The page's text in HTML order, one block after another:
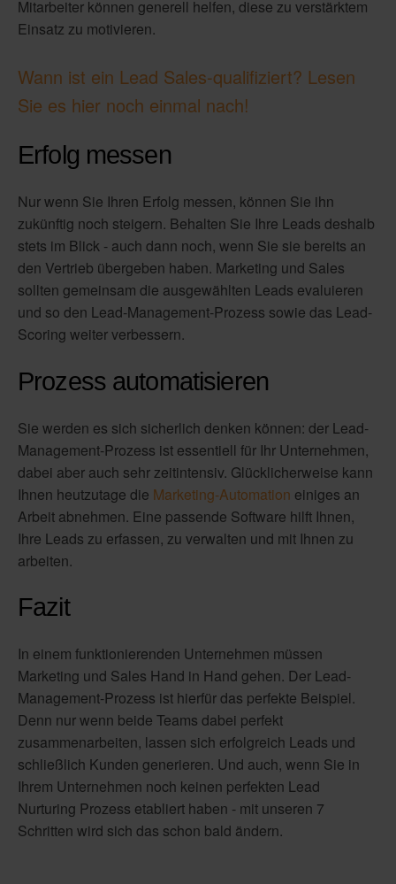
Mitarbeiter können generell helfen, diese zu verstärktem
Einsatz zu motivieren.
Wann ist ein Lead Sales-qualifiziert? Lesen
Sie es hier noch einmal nach!
Erfolg messen
Nur wenn Sie Ihren Erfolg messen, können Sie ihn
zukünftig noch steigern. Behalten Sie Ihre Leads deshalb
stets im Blick - auch dann noch, wenn Sie sie bereits an
den Vertrieb übergeben haben. Marketing und Sales
sollten gemeinsam die ausgewählten Leads evaluieren
und so den Lead-Management-Prozess sowie das Lead-
Scoring weiter verbessern.
Prozess automatisieren
Sie werden es sich sicherlich denken können: der Lead-
Management-Prozess ist essentiell für Ihr Unternehmen,
dabei aber auch sehr zeitintensiv. Glücklicherweise kann
Ihnen heutzutage die Marketing-Automation einiges an
Arbeit abnehmen. Eine passende Software hilft Ihnen,
Ihre Leads zu erfassen, zu verwalten und mit Ihnen zu
arbeiten.
Fazit
In einem funktionierenden Unternehmen müssen
Marketing und Sales Hand in Hand gehen. Der Lead-
Management-Prozess ist hierfür das perfekte Beispiel.
Denn nur wenn beide Teams dabei perfekt
zusammenarbeiten, lassen sich erfolgreich Leads und
schließlich Kunden generieren. Und auch, wenn Sie in
Ihrem Unternehmen noch keinen perfekten Lead
Nurturing Prozess etabliert haben - mit unseren 7
Schritten wird sich das schon bald ändern.